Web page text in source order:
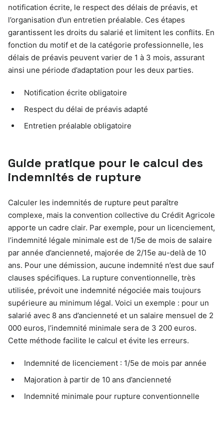
notification écrite, le respect des délais de préavis, et
l’organisation d’un entretien préalable. Ces étapes
garantissent les droits du salarié et limitent les conflits. En
fonction du motif et de la catégorie professionnelle, les
délais de préavis peuvent varier de 1 à 3 mois, assurant
ainsi une période d’adaptation pour les deux parties.
Notification écrite obligatoire
Respect du délai de préavis adapté
Entretien préalable obligatoire
Guide pratique pour le calcul des
indemnités de rupture
Calculer les indemnités de rupture peut paraître
complexe, mais la convention collective du Crédit Agricole
apporte un cadre clair. Par exemple, pour un licenciement,
l’indemnité légale minimale est de 1/5e de mois de salaire
par année d’ancienneté, majorée de 2/15e au-delà de 10
ans. Pour une démission, aucune indemnité n’est due sauf
clauses spécifiques. La rupture conventionnelle, très
utilisée, prévoit une indemnité négociée mais toujours
supérieure au minimum légal. Voici un exemple : pour un
salarié avec 8 ans d’ancienneté et un salaire mensuel de 2
000 euros, l’indemnité minimale sera de 3 200 euros.
Cette méthode facilite le calcul et évite les erreurs.
Indemnité de licenciement : 1/5e de mois par année
Majoration à partir de 10 ans d’ancienneté
Indemnité minimale pour rupture conventionnelle